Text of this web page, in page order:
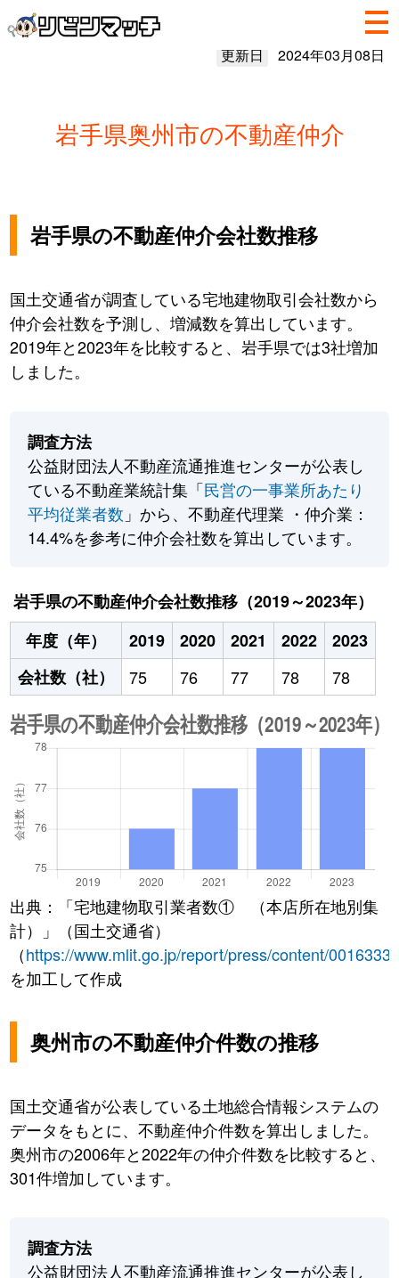
更新日 2024年03月08日
岩手県奥州市の不動産仲介
岩手県の不動産仲介会社数推移
国土交通省が調査している宅地建物取引会社数から
仲介会社数を予測し、増減数を算出しています。
2019年と2023年を比較すると、岩手県では3社増加
しました。
調査方法
公益財団法人不動産流通推進センターが公表し
ている不動産業統計集「民営の一事業所あたり
平均従業者数 」から、不動産代理業 ・仲介業：
14.4%を参考に仲介会社数を算出しています。
岩手県の不動産仲介会社数推移（2019～2023年）
年度（年）
2019 2020 2021 2022
2023
会社数（社）
75 76 77 78 78
出典：「宅地建物取引業者数① （本店所在地別集
計）」（国土交通省）
（https://www.mlit.go.jp/report/press/content/
を加工して作成
奥州市の不動産仲介件数の推移
国土交通省が公表している土地総合情報システムの
データをもとに、不動産仲介件数を算出しました。
奥州市の2006年と2022年の仲介件数を比較すると、
301件増加しています。
調査方法
公益財団法人不動産流通推進センターが公表し